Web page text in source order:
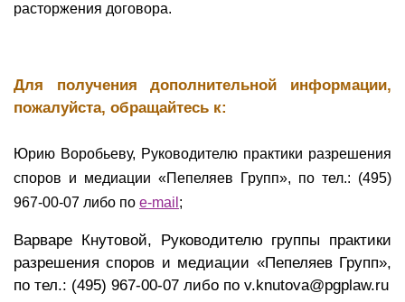
расторжения договора.
Для получения дополнительной информации,
пожалуйста, обращайтесь к:
Юрию Воробьеву, Руководителю практики разрешения
споров и медиации «Пепеляев Групп», по тел.: (495)
967-00-07 либо по e-mail ;
Варваре Кнутовой, Руководителю группы практики
разрешения споров и медиации «Пепеляев Групп»,
по тел.: (495) 967-00-07 либо по v.knutova@pgplaw.ru